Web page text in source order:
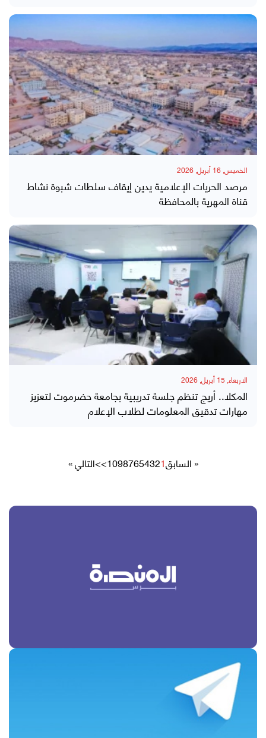
الخميس, 16 أبريل, 2026
مرصد الحريات الإعلامية يدين إيقاف سلطات شبوة نشاط
قناة المهرية بالمحافظة
الاربعاء, 15 أبريل, 2026
المكلا.. أريج تنظم جلسة تدريبية بجامعة حضرموت لتعزيز
مهارات تدقيق المعلومات لطلاب الإعلام
« السابق1
2
3
4
5
6
7
8
9
10
>>التالي »